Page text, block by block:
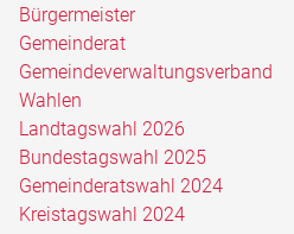
Bürgermeister
Gemeinderat
Gemeindeverwaltungsverband
Wahlen
Landtagswahl 2026
Bundestagswahl 2025
Gemeinderatswahl 2024
Kreistagswahl 2024